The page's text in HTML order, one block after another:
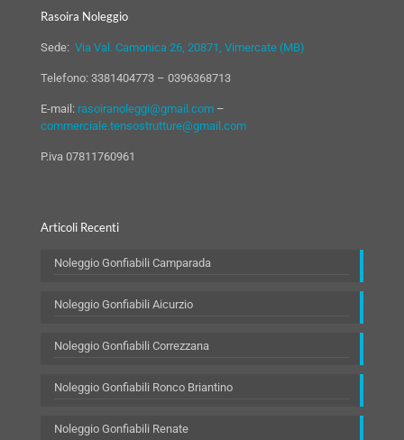
Rasoira Noleggio
Sede: Via Val. Camonica 26, 20871, Vimercate (MB)
Telefono: 3381404773 – 0396368713
E-mail: rasoiranoleggi@gmail.com –
commerciale.tensostrutture@gmail.com
P.iva 07811760961
Articoli Recenti
Noleggio Gonfiabili Camparada
Noleggio Gonfiabili Aicurzio
Noleggio Gonfiabili Correzzana
Noleggio Gonfiabili Ronco Briantino
Noleggio Gonfiabili Renate